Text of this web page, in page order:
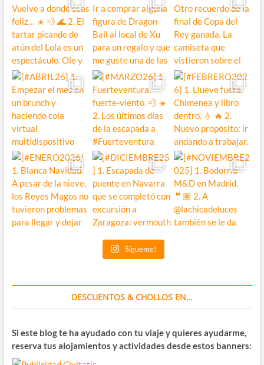
Sígueme!
DESCUENTOS & CHOLLOS EN…
Si este blog te ha ayudado con tu viaje y quieres ayudarme,
reserva tus alojamientos y actividades desde estos banners: